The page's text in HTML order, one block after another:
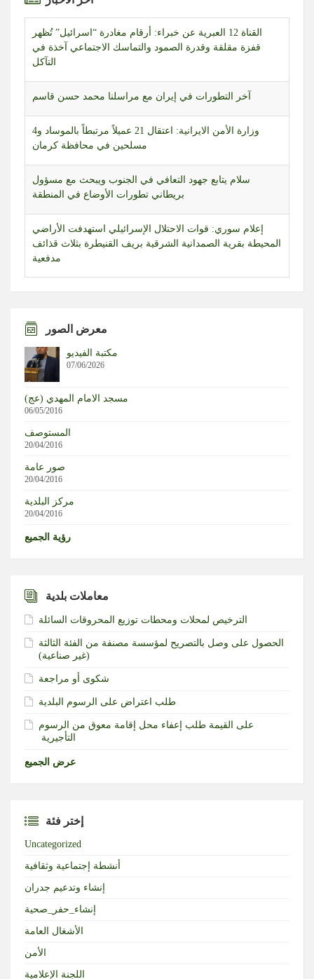
القناة 12 العبرية عن خبراء: أرقام مغادرة “اسرائيل” تُظهر
قفزة مقلقة وقدرة الصمود والتماسك الاجتماعي آخذة في
التآكل
آخر التطورات في إيران مع مراسلنا محمد حسن قاسم
وزارة الأمن الايرانية: اعتقال 21 عميلاً مرتبطاً بالموساد و4
مسلحين في محافظة كرمان
سلام يتابع جهود التعافي في الجنوب ويبحث مع مسؤول
بريطاني تطورات الأوضاع في المنطقة
إعلام سوري: قوات الاحتلال الإسرائيلي استهدفت الأراضي
المحيطة بقرية الصمدانية الشرقية بريف القنيطرة بثلاث قذائف
مدفعية
التطورات في كيان العدو.. قراءة في المشهد مع محرر الشؤون
العبرية حسن حجازي
بالفيديو | أدخنة تتصاعد من أثار العدوان الإسرائيلي على بلدة
الفيفا في دائرة الاعتذار.. وميسي يعود إلى الواجهة
قائد الجيش عرض مع سولفرانك دور ألمانيا في القوة البحرية
معرض الصور
مكتبة الفيديو
07/06/2026
مسجد الامام المهدي (عج)
06/05/2016
المستوصف
20/04/2016
صور عامة
20/04/2016
مركز البلدية
20/04/2016
رؤية الجميع
معاملات بلدية
الترخيص لمحلات ومحطات توزيع المحروقات السائلة
الحصول على وصل بالتصريح لمؤسسة مصنفة من الفئة الثالثة
(غير صناعية)‏
شكوى أو مراجعة
طلب اعتراض على الرسوم البلدية
طلب إعفاء محل إقامة معوق من الرسوم‎ ‎على القيمة
التأجيرية ‏
عرض الجميع
إختر فئة
Uncategorized
أنشطة إجتماعية وثقافية
إنشاء وتدعيم جدران
إنشاء_حفر_صحية
الأشغال العامة
الأمن
اللجنة الإعلامية